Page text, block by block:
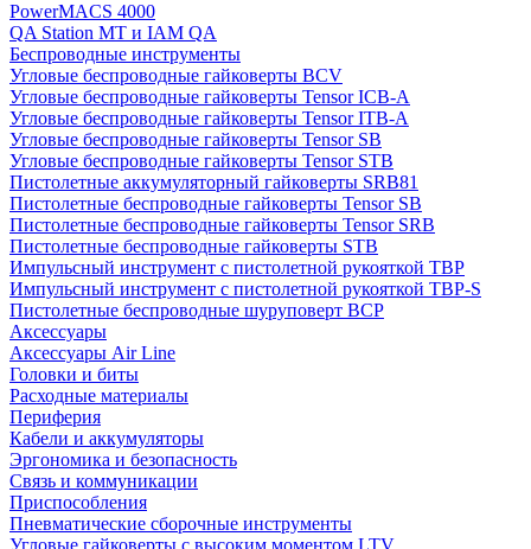
PowerMACS 4000
QA Station MT и IAM QA
Беспроводные инструменты
Угловые беспроводные гайковерты BCV
Угловые беспроводные гайковерты Tensor ICB-A
Угловые беспроводные гайковерты Tensor ITB-A
Угловые беспроводные гайковерты Tensor SB
Угловые беспроводные гайковерты Tensor STB
Пистолетные аккумуляторный гайковерты SRB81
Пистолетные беспроводные гайковерты Tensor SB
Пистолетные беспроводные гайковерты Tensor SRB
Пистолетные беспроводные гайковерты STB
Импульсный инструмент с пистолетной рукояткой TBP
Импульсный инструмент с пистолетной рукояткой TBP-S
Пистолетные беспроводные шуруповерт BCP
Аксессуары
Аксессуары Air Line
Головки и биты
Расходные материалы
Периферия
Кабели и аккумуляторы
Эргономика и безопасность
Связь и коммуникации
Приспособления
Пневматические сборочные инструменты
Угловые гайковерты с высоким моментом LTV